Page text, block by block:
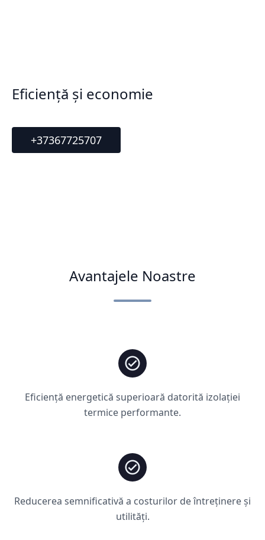
Eficiență și economie
+37367725707
Avantajele Noastre
Eficiență energetică superioară datorită izolației
termice performante.
Reducerea semnificativă a costurilor de întreținere și
utilități.